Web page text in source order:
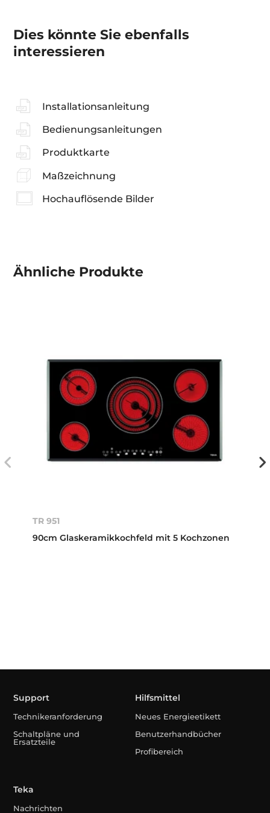
Dies könnte Sie ebenfalls
interessieren
Installationsanleitung
Bedienungsanleitungen
Produktkarte
Maßzeichnung
Hochauflösende Bilder
Ähnliche Produkte
TR 951
90cm Glaskeramikkochfeld mit 5 Kochzonen
Support
Technikeranforderung
Schaltpläne und
Ersatzteile
Hilfsmittel
Neues Energieetikett
Benutzerhandbücher
Profibereich
Teka
Nachrichten